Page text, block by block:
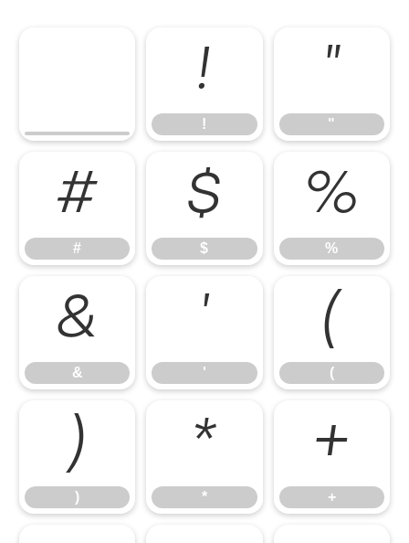
!
!
"
"
#
#
$
$
%
%
&
&
'
'
(
(
)
)
*
*
+
+